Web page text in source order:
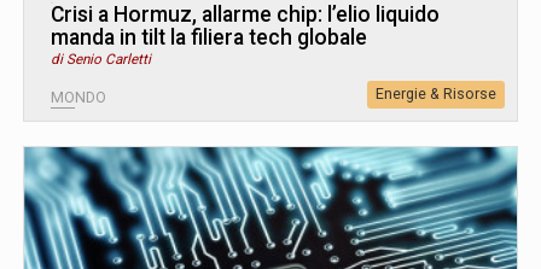
Crisi a Hormuz, allarme chip: l’elio liquido
manda in tilt la filiera tech globale
di Senio Carletti
MONDO Energie & Risorse